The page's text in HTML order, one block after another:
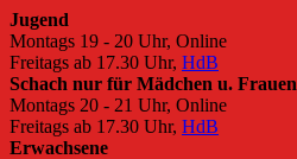
Jugend
Montags 19 - 20 Uhr, Online
Freitags ab 17.30 Uhr, HdB
Schach nur für Mädchen u. Frauen
Montags 20 - 21 Uhr, Online
Freitags ab 17.30 Uhr, HdB
Erwachsene